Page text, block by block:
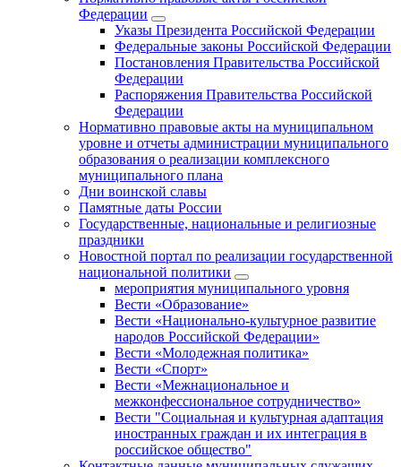
Федерации
Указы Президента Российской Федерации
Федеральные законы Российской Федерации
Постановления Правительства Российской
Федерации
Распоряжения Правительства Российской
Федерации
Нормативно правовые акты на муниципальном
уровне и отчеты администрации муниципального
образования о реализации комплексного
муниципального плана
Дни воинской славы
Памятные даты России
Государственные, национальные и религиозные
праздники
Новостной портал по реализации государственной
национальной политики
мероприятия муниципального уровня
Вести «Образование»
Вести «Национально-культурное развитие
народов Российской Федерации»
Вести «Молодежная политика»
Вести «Спорт»
Вести «Межнациональное и
межконфессиональное сотрудничество»
Вести "Социальная и культурная адаптация
иностранных граждан и их интеграция в
российское общество"